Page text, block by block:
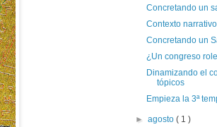
Concretando un
Contexto
Concretando un
¿Un congreso
Dinamizando el
tópicos
Empieza la 3ª
►agosto( 1 )